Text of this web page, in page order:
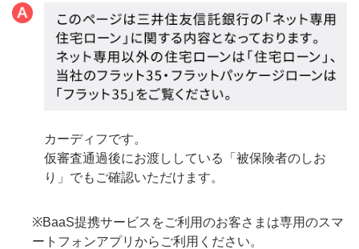
カーディフです。
仮審査通過後にお渡ししている「被保険者のしお
り」でもご確認いただけます。
※BaaS提携サービスをご利用のお客さまは専用のスマ
ートフォンアプリからご利用ください。